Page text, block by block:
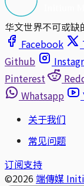
华文世界不可或
Facebook
Github
Pinterest
Whatsapp
关于我们
常见问题
订阅支持
©2026 端傳媒